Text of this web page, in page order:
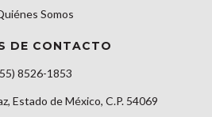
Somos
DE CONTACTO
8526-1853
Estado de México, C.P. 54069